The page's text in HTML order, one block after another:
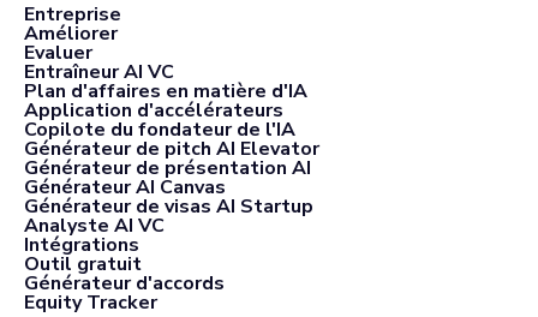
Entreprise
Améliorer
Evaluer
Entraîneur AI VC
Plan d'affaires en matière d'IA
Application d'accélérateurs
Copilote du fondateur de l'IA
Générateur de pitch AI Elevator
Générateur de présentation AI
Générateur AI Canvas
Générateur de visas AI Startup
Analyste AI VC
Intégrations
Outil gratuit
Générateur d'accords
Equity Tracker